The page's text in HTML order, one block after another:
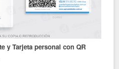
y Tarjeta personal con QR